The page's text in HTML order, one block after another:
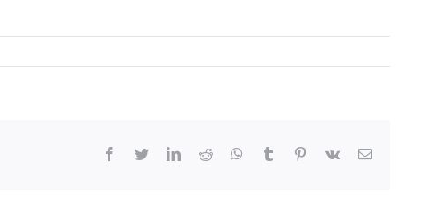
facebook
twitterlinkedinreddit whatsapptumblr pinterest
vk
E-